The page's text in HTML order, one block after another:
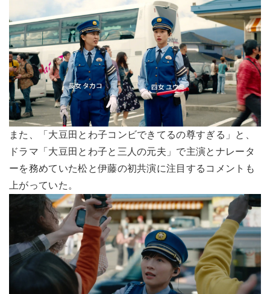
また、「大豆田とわ子コンビできてるの尊すぎる」と、
ドラマ「大豆田とわ子と三人の元夫」で主演とナレータ
ーを務めていた松と伊藤の初共演に注目するコメントも
上がっていた。